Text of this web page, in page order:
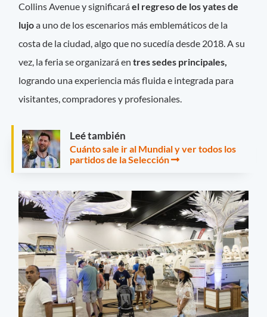
Collins Avenue y significaráel regreso de los yates de
lujoa uno de los escenarios más emblemáticos de la
costa de la ciudad, algo que no sucedía desde 2018. A su
vez, la feria se organizará entres sedes principales,
logrando una experiencia más fluida e integrada para
visitantes, compradores y profesionales.
Leé también
Cuánto sale ir al Mundial y ver todos los
partidos de la Selección